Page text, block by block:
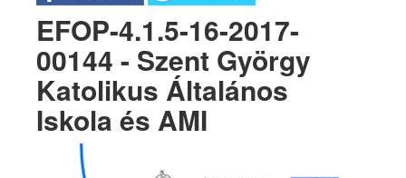
EFOP-4.1.5-16-2017-
00144 - Szent György
Katolikus Általános
Iskola és AMI